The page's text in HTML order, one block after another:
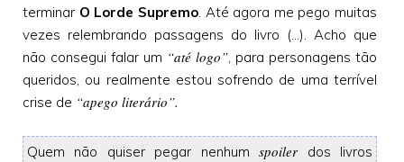
terminar O Lorde Supremo. Até agora me pego muitas
vezes relembrando passagens do livro (...). Acho que
não consegui falar um “até logo”, para personagens tão
queridos, ou realmente estou sofrendo de uma terrível
crise de “apego literário”.
Quem não quiser pegar nenhumspoiler dos livros